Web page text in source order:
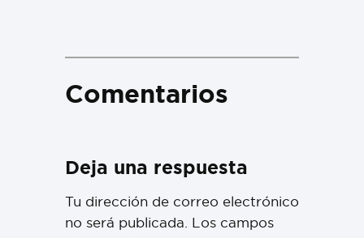
Comentarios
Deja una respuesta
Tu dirección de correo electrónico
no será publicada. Los campos